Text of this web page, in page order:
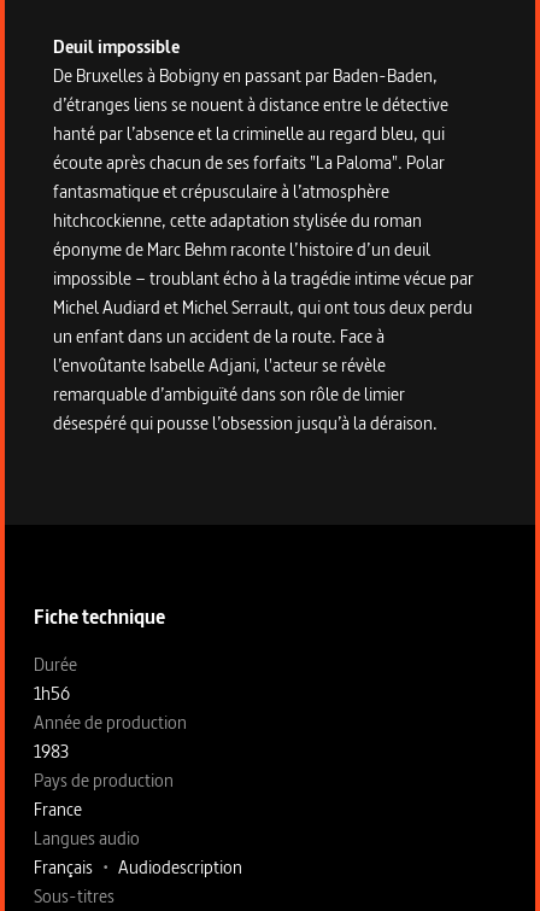
Deuil impossible
De Bruxelles à Bobigny en passant par Baden-Baden,
d’étranges liens se nouent à distance entre le détective
hanté par l’absence et la criminelle au regard bleu, qui
écoute après chacun de ses forfaits "La Paloma". Polar
fantasmatique et crépusculaire à l’atmosphère
hitchcockienne, cette adaptation stylisée du roman
éponyme de Marc Behm raconte l’histoire d’un deuil
impossible – troublant écho à la tragédie intime vécue par
Michel Audiard et Michel Serrault, qui ont tous deux perdu
un enfant dans un accident de la route. Face à
l’envoûtante Isabelle Adjani, l'acteur se révèle
remarquable d’ambiguïté dans son rôle de limier
désespéré qui pousse l’obsession jusqu’à la déraison.
Fiche technique
Fiche technique section gauche
Durée
1h56
Année de production
1983
Pays de production
France
Langues audio
Français • Audiodescription
Sous-titres